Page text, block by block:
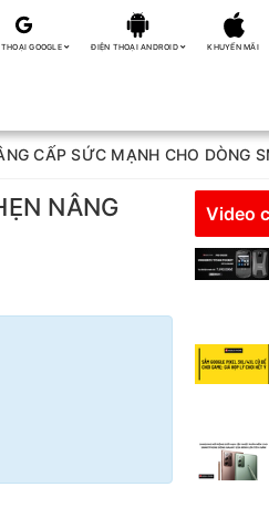
GOOGLE ĐIỆN THOẠI ANDROID KHUYẾN MÃI
CẤP SỨC MẠNH CHO DÒNG
NÂNG
Video